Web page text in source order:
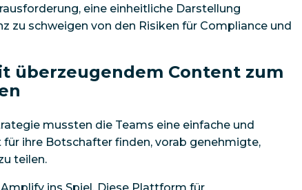
eine einheitliche Darstellung
zu schweigen von den Risiken für Compliance und
überzeugendem Content zum
mussten die Teams eine einfache und
ihre Botschafter finden, vorab genehmigte,
teilen.